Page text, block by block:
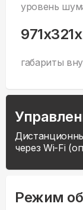
уровень
габариты
через Wi-Fi
Режим